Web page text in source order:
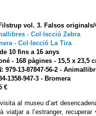
vol. 3. Falsos
- Col·lecció Zebra
- Col·lecció La Tira
10 fins a 16 anys
- 168 pàgines - 15,5 x 23,5
979-13-87847-56-2 -
1358-947-3 - Bromera
€
al museu d’art
viatjar a l’estranger,